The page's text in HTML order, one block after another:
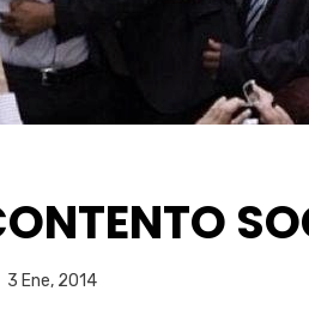
porEnrique
3 Ene, 2014